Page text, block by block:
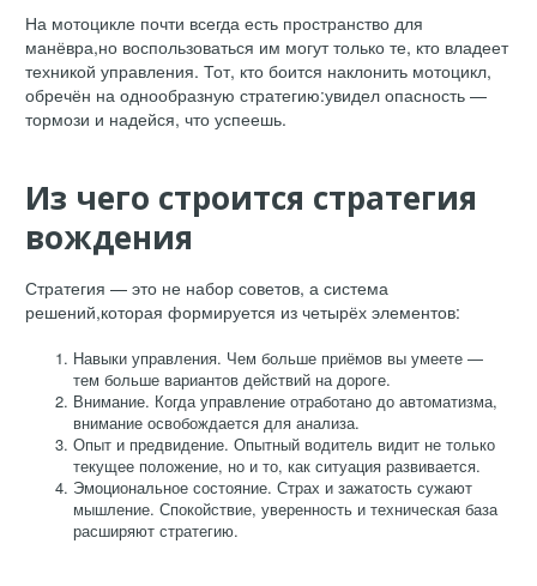
На мотоцикле почти всегда есть пространство для
манёвра,но воспользоваться им могут только те, кто владеет
техникой управления. Тот, кто боится наклонить мотоцикл,
обречён на однообразную стратегию:увидел опасность —
тормози и надейся, что успеешь.
Из чего строится стратегия
вождения
Стратегия — это не набор советов, а система
решений,которая формируется из четырёх элементов:
Навыки управления. Чем больше приёмов вы умеете —
тем больше вариантов действий на дороге.
Внимание. Когда управление отработано до автоматизма,
внимание освобождается для анализа.
Опыт и предвидение. Опытный водитель видит не только
текущее положение, но и то, как ситуация развивается.
Эмоциональное состояние. Страх и зажатость сужают
мышление. Спокойствие, уверенность и техническая база
расширяют стратегию.